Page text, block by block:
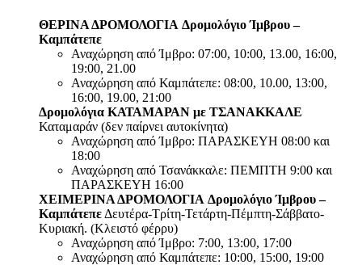
ΘΕΡΙΝΑ ΔΡΟΜΟΛΟΓΙΑ Δρομολόγιο Ίμβρου –
Καμπάτεπε
Αναχώρηση από Ίμβρο: 07:00, 10:00, 13.00, 16:00,
19:00, 21.00
Αναχώρηση από Καμπάτεπε: 08:00, 10.00, 13:00,
16:00, 19.00, 21:00
Δρομολόγια ΚΑΤΑΜΑΡΑΝ με ΤΣΑΝΑΚΚΑΛΕ
Καταμαράν (δεν παίρνει αυτοκίνητα)
Αναχώρηση από Ίμβρο: ΠΑΡΑΣΚΕΥΗ 08:00 και
18:00
Αναχώρηση από Τσανάκκαλε: ΠΕΜΠΤΗ 9:00 και
ΠΑΡΑΣΚΕΥΗ 16:00
ΧΕΙΜΕΡΙΝΑ ΔΡΟΜΟΛΟΓΙΑ Δρομολόγιο Ίμβρου –
Καμπάτεπε Δευτέρα-Τρίτη-Τετάρτη-Πέμπτη-Σάββατο-
Κυριακή. (Κλειστό φέρρυ)
Αναχώρηση από Ίμβρο: 7:00, 13:00, 17:00
Αναχώρηση από Καμπάτεπε: 10:00, 15:00, 19:00